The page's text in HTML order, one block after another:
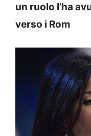
un ruolo l’ha
verso i Rom